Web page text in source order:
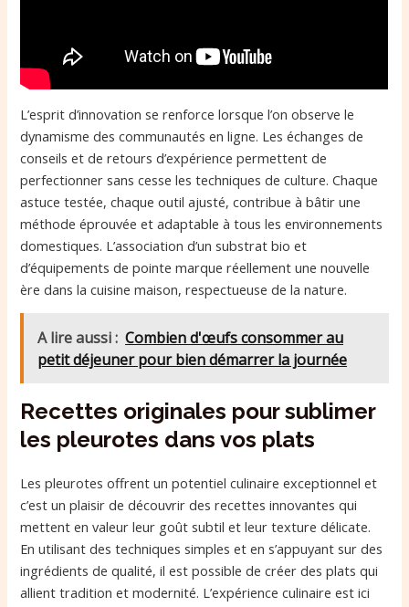
L’esprit d’innovation se renforce lorsque l’on observe le
dynamisme des communautés en ligne. Les échanges de
conseils et de retours d’expérience permettent de
perfectionner sans cesse les techniques de culture. Chaque
astuce testée, chaque outil ajusté, contribue à bâtir une
méthode éprouvée et adaptable à tous les environnements
domestiques. L’association d’un substrat bio et
d’équipements de pointe marque réellement une nouvelle
ère dans la cuisine maison, respectueuse de la nature.
A lire aussi : Combien d'œufs consommer au
petit déjeuner pour bien démarrer la journée
Recettes originales pour sublimer
les pleurotes dans vos plats
Les pleurotes offrent un potentiel culinaire exceptionnel et
c’est un plaisir de découvrir des recettes innovantes qui
mettent en valeur leur goût subtil et leur texture délicate.
En utilisant des techniques simples et en s’appuyant sur des
ingrédients de qualité, il est possible de créer des plats qui
allient tradition et modernité. L’expérience culinaire est ici